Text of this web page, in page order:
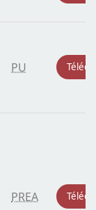
PU
PREA